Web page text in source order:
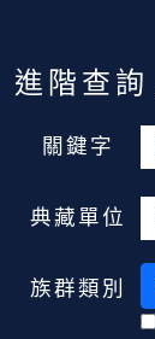
:::
進階查詢
關鍵字
典藏單位
族群類別